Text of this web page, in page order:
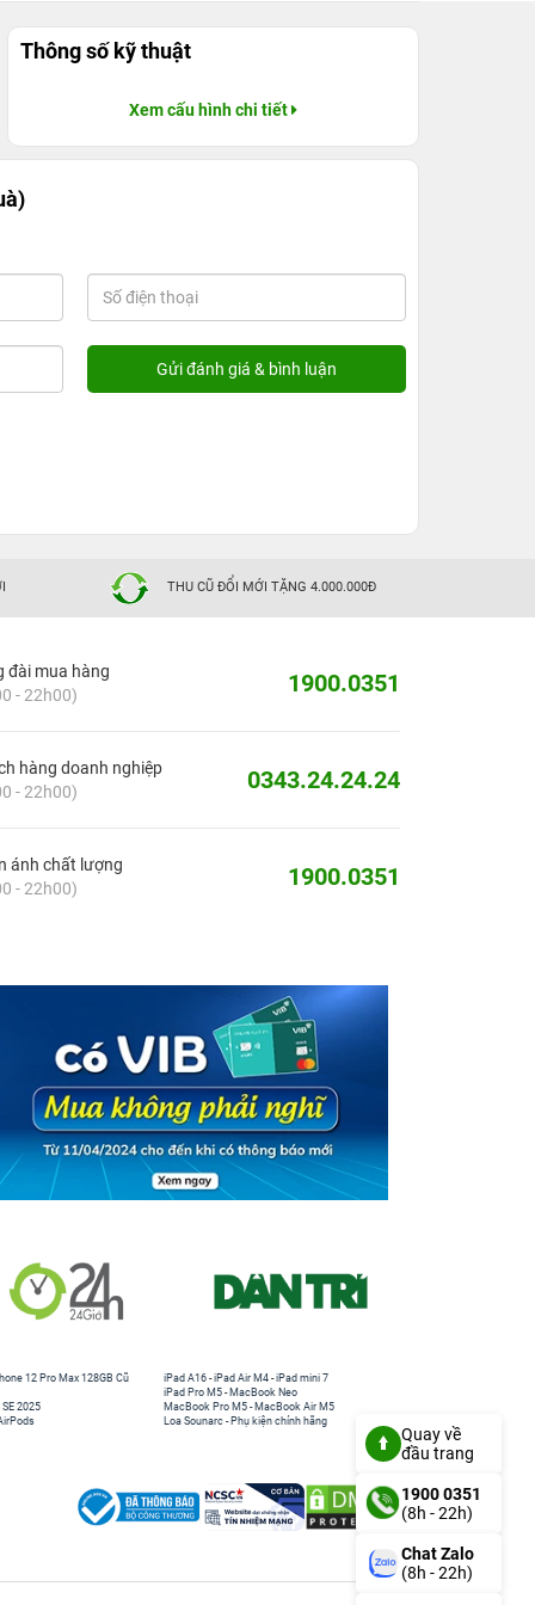
Thông số kỹ thuật
Xem cấu hình chi tiết
THU CŨ ĐỔI MỚI TẶNG 4.000.000Đ
đài mua hàng
- 22h00)
1900.0351
hàng doanh nghiệp
- 22h00)
0343.24.24.24
ánh chất lượng
- 22h00)
1900.0351
12 Pro Max 128GB Cũ
2025
iPad A16 -iPad Air M4 -iPad mini 7
iPad Pro M5 - MacBook Neo
MacBook Pro M5 - MacBook Air M5
Loa Sounarc - Phụ kiện chính hãng
Quay về
đầu trang
1900 0351
(8h - 22h)
Chat Zalo
(8h - 22h)